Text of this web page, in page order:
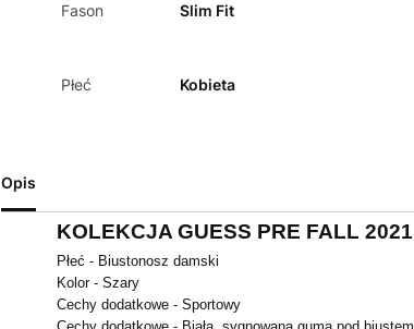
Fason Slim Fit
Płeć Kobieta
Opis
KOLEKCJA GUESS PRE FALL 2021
Płeć - Biustonosz damski
Kolor - Szary
Cechy dodatkowe - Sportowy